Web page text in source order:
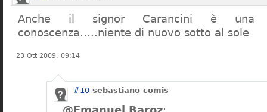
Anche il signor Carancini è una
conoscenza…..niente di nuovo sotto al sole
23 Ott 2009, 09:14
#10 sebastiano comis